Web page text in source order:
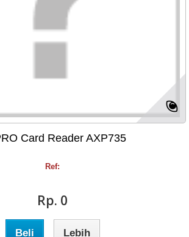
Card Reader AXP735
Ref:
Rp‎. 0
Beli Lebih